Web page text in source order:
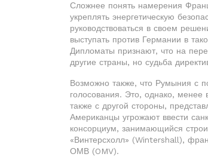
Сложнее понять намерения
укреплять энергетическую
руководствоваться в своем
выступать против Германии в
Дипломаты признают, что на
другие страны, но судьба
Возможно также, что Румыния с
голосования. Это, однако, менее
также с другой стороны,
Американцы угрожают ввести
консорциум, занимающийся
«Винтерсхолл» (Wintershall),
ОМВ (OMV).